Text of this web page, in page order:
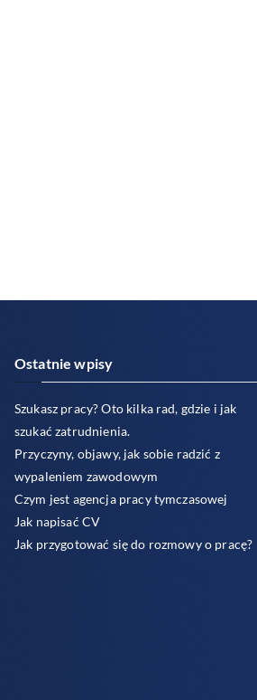
Ostatnie wpisy
Szukasz pracy? Oto kilka rad, gdzie i jak
szukać zatrudnienia.
Przyczyny, objawy, jak sobie radzić z
wypaleniem zawodowym
Czym jest agencja pracy tymczasowej
Jak napisać CV
Jak przygotować się do rozmowy o pracę?